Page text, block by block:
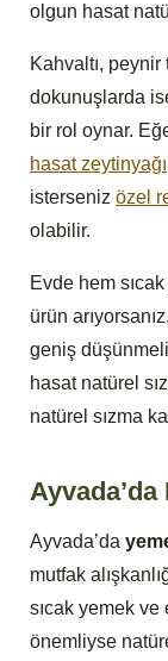
olgun hasat
Kahvaltı, peynir
dokunuşlarda
bir rol oynar.
hasat zeytinyağı
isterseniz özel
olabilir.
Evde hem
ürün
geniş
hasat natürel
natürel sızma
Ayvada’da
Ayvada’da
mutfak
sıcak yemek
önemliyse